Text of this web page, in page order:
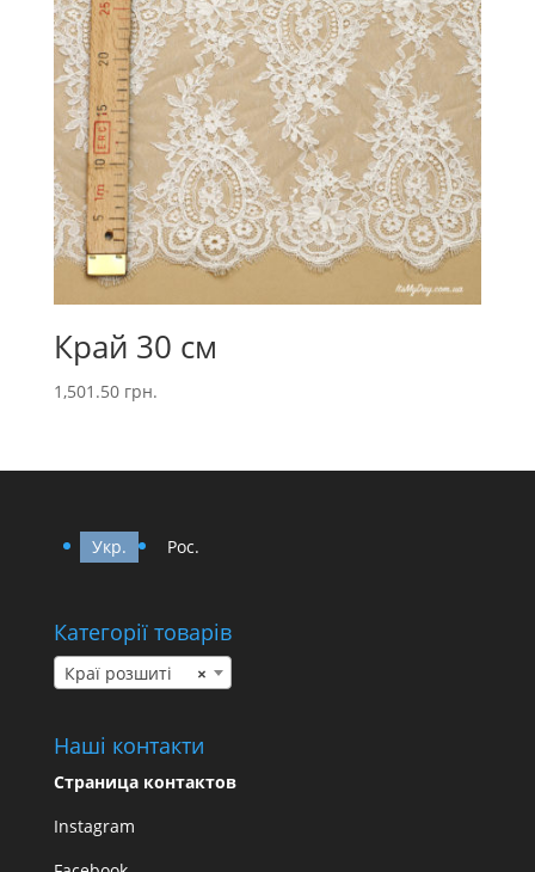
Край 30 см
1,501.50 грн.
Укр. Рос.
Категорії товарів
×
Краї розшиті
Наші контакти
Страница контактов
Instagram